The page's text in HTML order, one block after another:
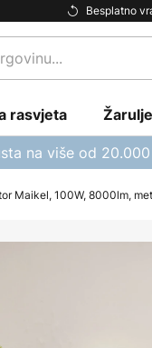
Besplatno
rasvjeta Žarulje
na više od
Maikel, 100W, 8000lm,